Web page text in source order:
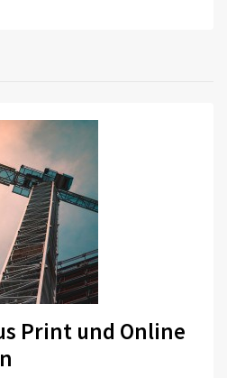
Print und Online